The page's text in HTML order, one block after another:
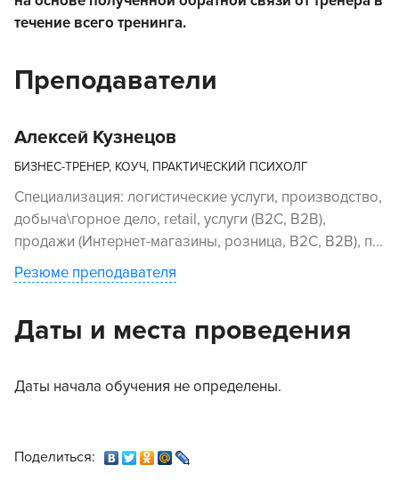
течение всего тренинга.
Преподаватели
Алексей Кузнецов
БИЗНЕС-ТРЕНЕР, КОУЧ, ПРАКТИЧЕСКИЙ ПСИХОЛГ
Специализация: логистические услуги, производство,
добыча\горное дело, retail, услуги (В2С, В2В),
продажи (Интернет-магазины, розница, В2С, В2В), п...
Резюме преподавателя
Даты и места проведения
Даты начала обучения не определены.
Поделиться: